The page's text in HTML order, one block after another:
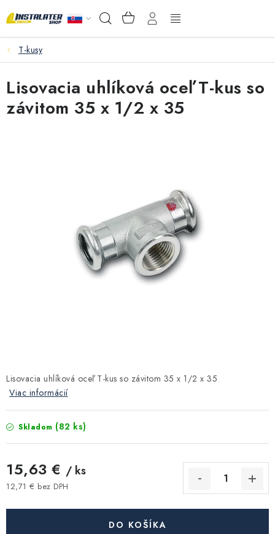
na
Hľadať NÁKUPNÝ
KOŠÍK
Ventily a armatúry
Meranie a regulácia
Filtrovanie a úprava vody
Kúpeľňa a sanita
Spojovací materiál
VEĽKOOBCHOD
AKO VYBRAŤ?
PREDAJŇA - RAKOVÁ
T-kusy
Lisovacia uhlíková oceľ T-kus so závitom 35 x 1/2 x 35
Viac informácií
Skladom (82 ks)
15,63 € / ks
12,71 € bez DPH
DO KOŠÍKA
Lisovacia uhlíková oceľ T-kus so
závitom 35 x 1/2 x 35